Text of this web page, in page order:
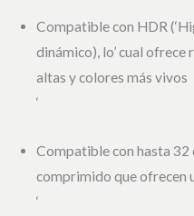
Compatible con HDR
dinámico), lo’ cual
altas y colores más vivos
‘
Compatible con hasta 32
comprimido que ofrecen
‘